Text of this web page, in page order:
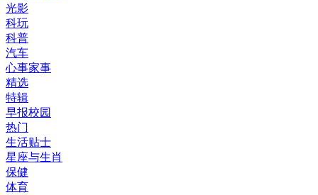
光影
科玩
科普
汽车
心事家事
精选
特辑
早报校园
热门
生活贴士
星座与生肖
保健
体育